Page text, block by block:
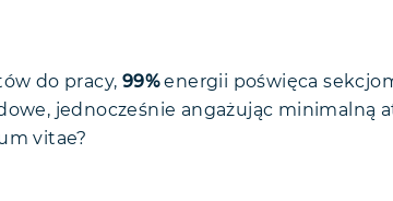
do pracy, 99%energii poświęca
jednocześnie angażując minimalną
vitae?